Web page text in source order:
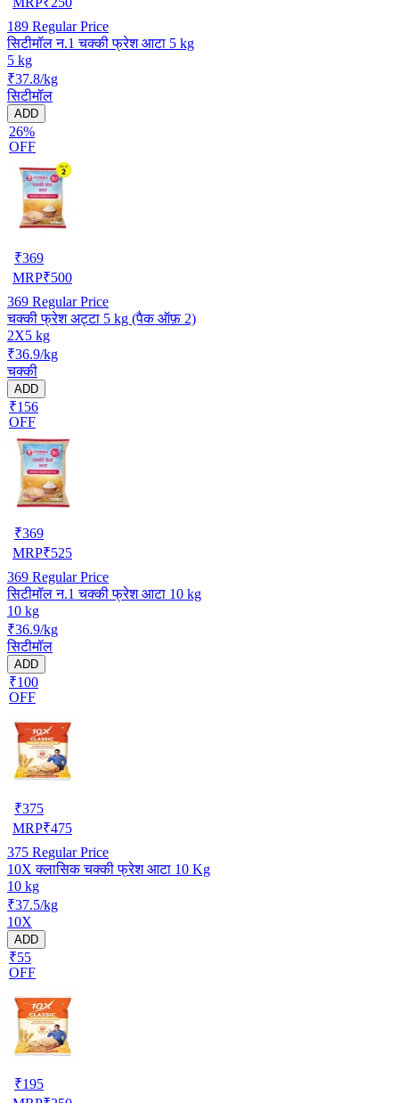
189 Regular Price
सिटीमॉल न.1 चक्की फ्रेश आटा 5 kg
5 kg
₹37.8/kg
सिटीमॉल
ADD
26%
OFF
₹369
MRP₹500
369 Regular Price
चक्की फ्रेश अट्टा 5 kg (पैक ऑफ़ 2)
2X5 kg
₹36.9/kg
चक्की
ADD
₹156
OFF
₹369
MRP₹525
369 Regular Price
सिटीमॉल न.1 चक्की फ्रेश आटा 10 kg
10 kg
₹36.9/kg
सिटीमॉल
ADD
₹100
OFF
₹375
MRP₹475
375 Regular Price
10X क्लासिक चक्की फ्रेश आटा 10 Kg
10 kg
₹37.5/kg
10X
ADD
₹55
OFF
₹195